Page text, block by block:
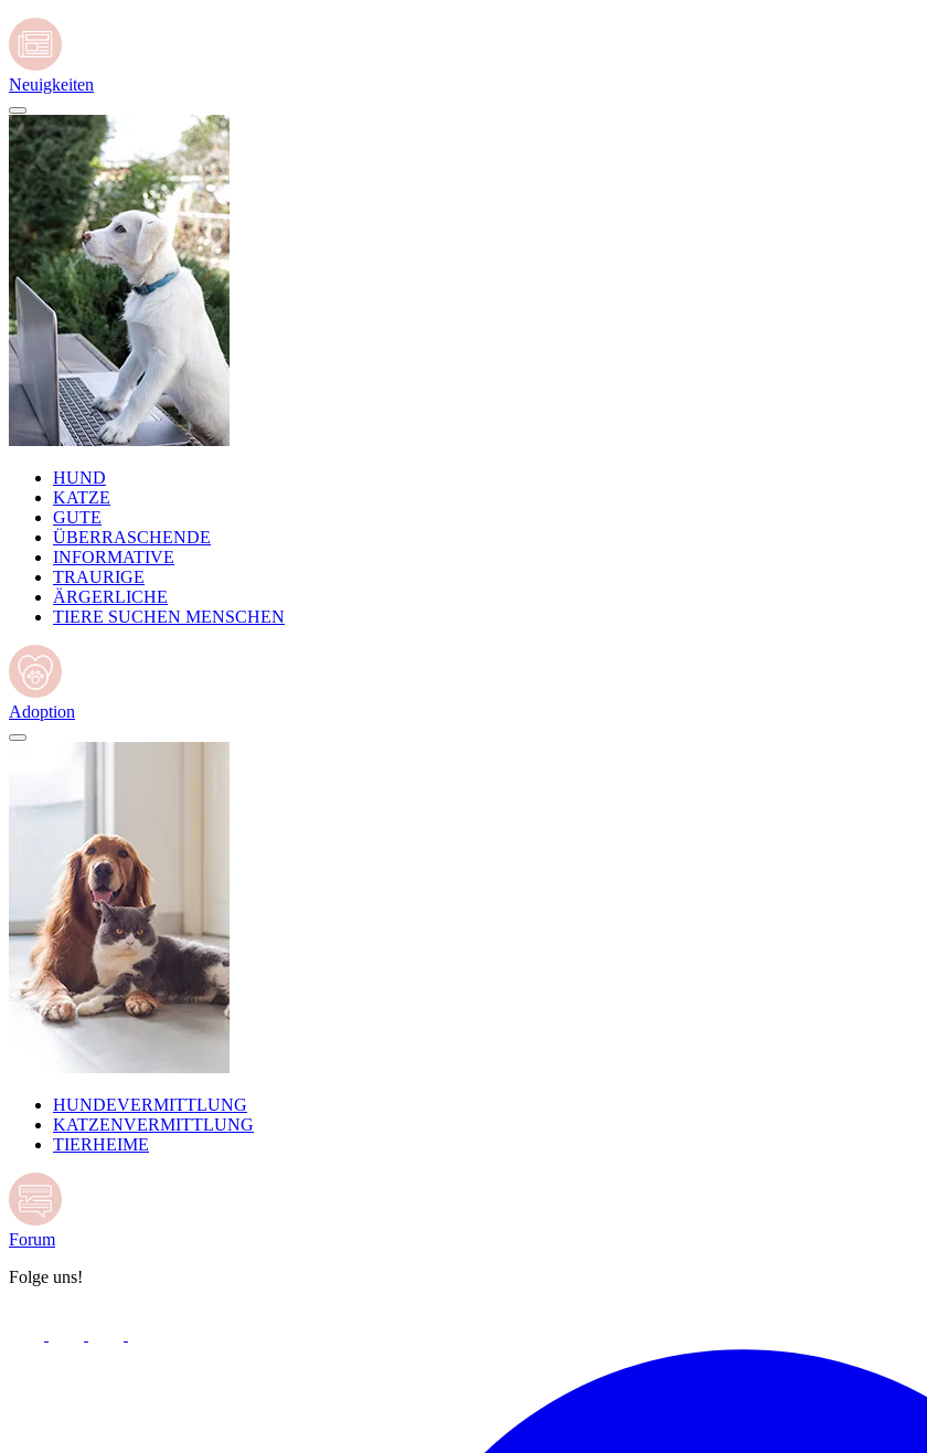
Neuigkeiten
HUND
KATZE
GUTE
ÜBERRASCHENDE
INFORMATIVE
TRAURIGE
ÄRGERLICHE
TIERE SUCHEN MENSCHEN
Adoption
HUNDEVERMITTLUNG
KATZENVERMITTLUNG
TIERHEIME
Forum
Folge uns!